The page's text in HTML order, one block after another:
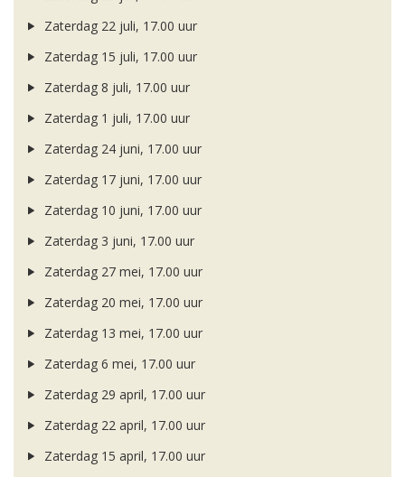
Zaterdag 22 juli, 17.00 uur
Zaterdag 15 juli, 17.00 uur
Zaterdag 8 juli, 17.00 uur
Zaterdag 1 juli, 17.00 uur
Zaterdag 24 juni, 17.00 uur
Zaterdag 17 juni, 17.00 uur
Zaterdag 10 juni, 17.00 uur
Zaterdag 3 juni, 17.00 uur
Zaterdag 27 mei, 17.00 uur
Zaterdag 20 mei, 17.00 uur
Zaterdag 13 mei, 17.00 uur
Zaterdag 6 mei, 17.00 uur
Zaterdag 29 april, 17.00 uur
Zaterdag 22 april, 17.00 uur
Zaterdag 15 april, 17.00 uur